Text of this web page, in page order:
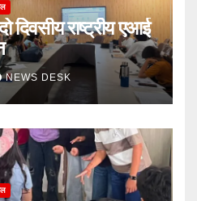
दिवसीय राष्ट्रीय एआई
NEWS DESK